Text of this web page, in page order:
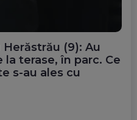
(9): Au
terase, în parc. Ce
s-au ales cu